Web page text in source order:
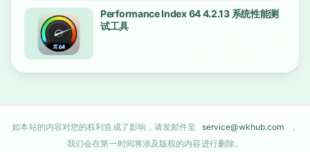
Performance Index 64 4.2.13 系统性能测
试工具
如本站的内容对您的权利造成了影响，请发邮件至 service@wkhub.com
，
我们会在第一时间将涉及版权的内容进行删除。